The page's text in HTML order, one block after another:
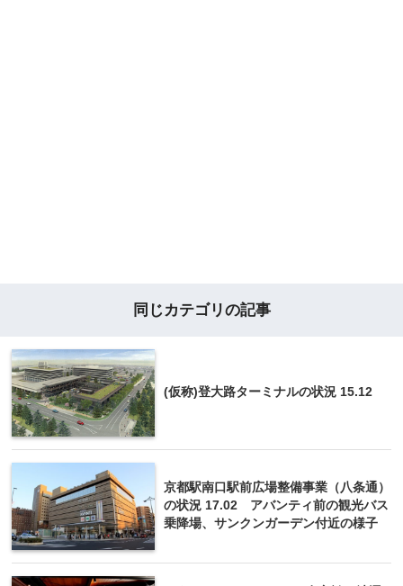
同じカテゴリの記事
(仮称)登大路ターミナルの状況 15.12
京都駅南口駅前広場整備事業（八条通）
の状況 17.02 アバンティ前の観光バス
乗降場、サンクンガーデン付近の様子